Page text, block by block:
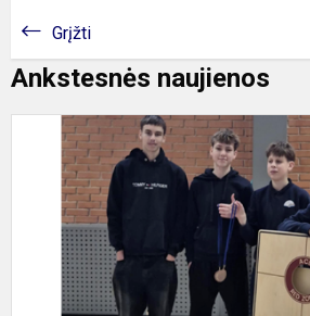
Grįžti
Ankstesnės naujienos